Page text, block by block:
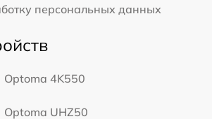
персональных данных
Optoma 4K550
Optoma UHZ50